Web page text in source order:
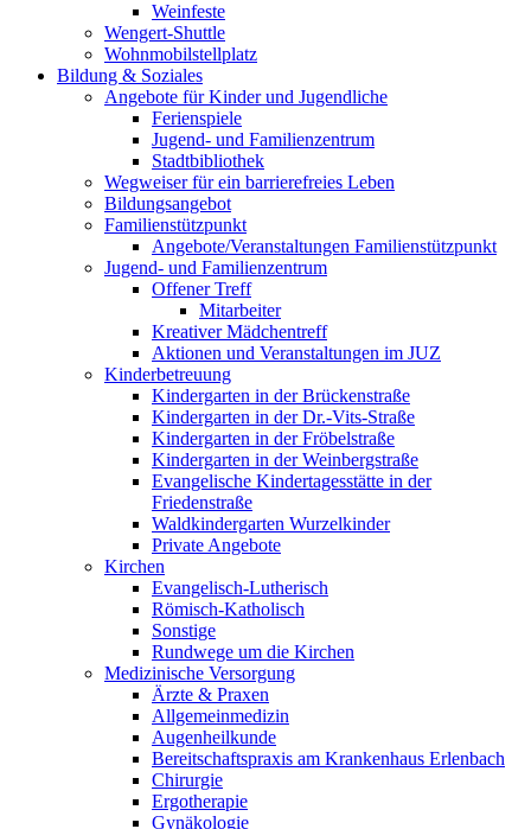
Weinfeste
Wengert-Shuttle
Wohnmobilstellplatz
Bildung & Soziales
Angebote für Kinder und Jugendliche
Ferienspiele
Jugend- und Familienzentrum
Stadtbibliothek
Wegweiser für ein barrierefreies Leben
Bildungsangebot
Familienstützpunkt
Angebote/Veranstaltungen Familienstützpunkt
Jugend- und Familienzentrum
Offener Treff
Mitarbeiter
Kreativer Mädchentreff
Aktionen und Veranstaltungen im JUZ
Kinderbetreuung
Kindergarten in der Brückenstraße
Kindergarten in der Dr.-Vits-Straße
Kindergarten in der Fröbelstraße
Kindergarten in der Weinbergstraße
Evangelische Kindertagesstätte in der
Friedenstraße
Waldkindergarten Wurzelkinder
Private Angebote
Kirchen
Evangelisch-Lutherisch
Römisch-Katholisch
Sonstige
Rundwege um die Kirchen
Medizinische Versorgung
Ärzte & Praxen
Allgemeinmedizin
Augenheilkunde
Bereitschaftspraxis am Krankenhaus Erlenbach
Chirurgie
Ergotherapie
Gynäkologie